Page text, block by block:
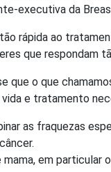
executiva da
rápida ao
que respondam
que o que
e tratamento
as fraquezas
mama, em particular